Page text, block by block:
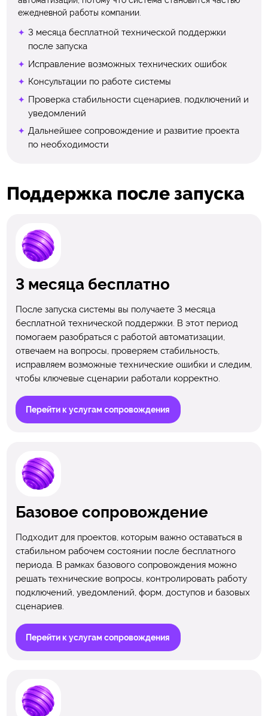
ежедневной работы компании.
3 месяца бесплатной технической поддержки
после запуска
Исправление возможных технических ошибок
Консультации по работе системы
Проверка стабильности сценариев, подключений и
уведомлений
Дальнейшее сопровождение и развитие проекта
по необходимости
Поддержка после запуска
3 месяца бесплатно
После запуска системы вы получаете 3 месяца
бесплатной технической поддержки. В этот период
помогаем разобраться с работой автоматизации,
отвечаем на вопросы, проверяем стабильность,
исправляем возможные технические ошибки и следим,
чтобы ключевые сценарии работали корректно.
Перейти к услугам сопровождения
Базовое сопровождение
Подходит для проектов, которым важно оставаться в
стабильном рабочем состоянии после бесплатного
периода. В рамках базового сопровождения можно
решать технические вопросы, контролировать работу
подключений, уведомлений, форм, доступов и базовых
сценариев.
Перейти к услугам сопровождения